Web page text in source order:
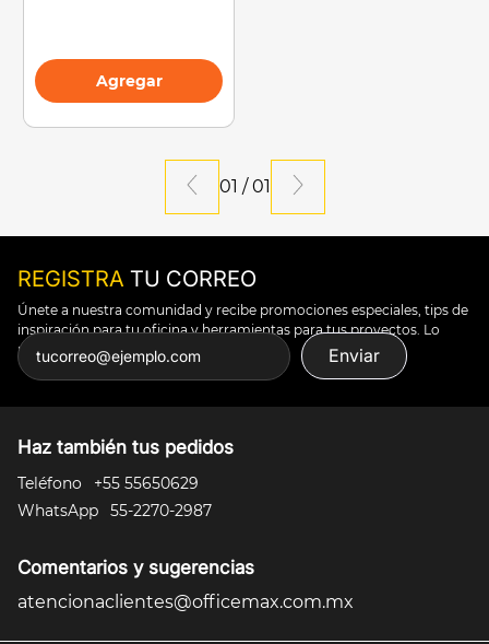
Agregar
01 /01
REGISTRA TU CORREO
Únete a nuestra comunidad y recibe promociones especiales, tips de
inspiración para tu oficina y herramientas para tus proyectos. Lo
puedes todo.
Enviar
Haz también tus pedidos
Teléfono
+55 55650629
WhatsApp
55-2270-2987
Comentarios y sugerencias
atencionaclientes@officemax.com.mx